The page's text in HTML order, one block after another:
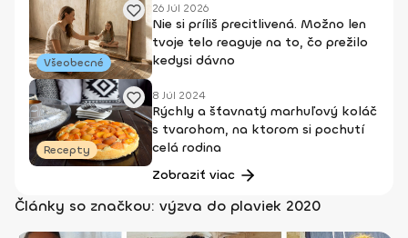
Všeobecné
26 Júl 2026
Nie si príliš precitlivená. Možno len
tvoje telo reaguje na to, čo prežilo
kedysi dávno
Recepty
8 Júl 2024
Rýchly a šťavnatý marhuľový koláč
s tvarohom, na ktorom si pochutí
celá rodina
Zobraziť viac
Články so značkou: výzva do plaviek 2020